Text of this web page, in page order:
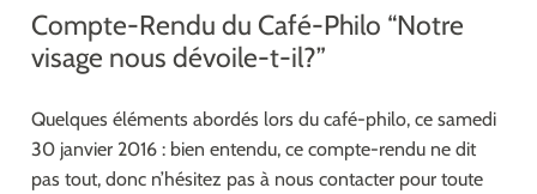
Compte-Rendu du Café-Philo “Notre
visage nous dévoile-t-il?”
Quelques éléments abordés lors du café-philo, ce samedi
30 janvier 2016 : bien entendu, ce compte-rendu ne dit
pas tout, donc n’hésitez pas à nous contacter pour toute